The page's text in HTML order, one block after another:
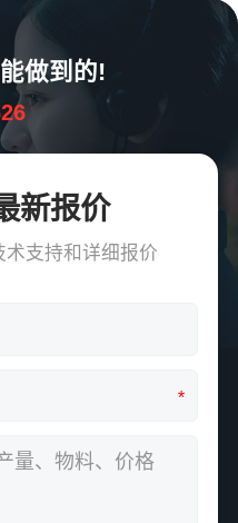
做到的!
新报价
支持和详细报价
*